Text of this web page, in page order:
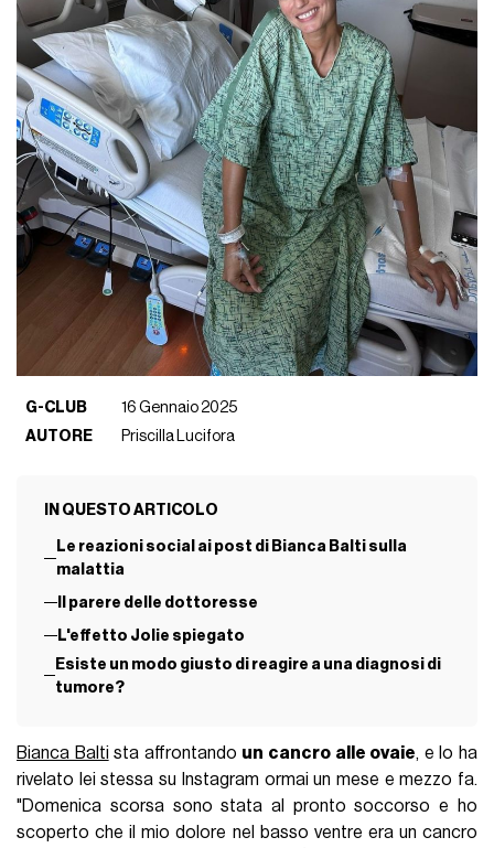
G-CLUB
16 Gennaio 2025
AUTORE
Priscilla Lucifora
IN QUESTO ARTICOLO
Le reazioni social ai post di Bianca Balti sulla
malattia
Il parere delle dottoresse
L'effetto Jolie spiegato
Esiste un modo giusto di reagire a una diagnosi di
tumore?
Bianca Balti sta affrontando un cancro alle ovaie, e lo ha
rivelato lei stessa su Instagram ormai un mese e mezzo fa.
"Domenica scorsa sono stata al pronto soccorso e ho
scoperto che il mio dolore nel basso ventre era un cancro